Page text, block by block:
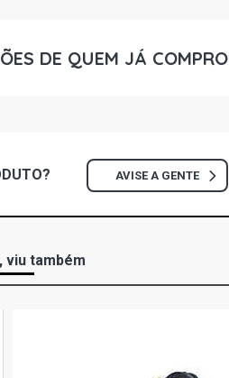
DE QUEM JÁ
AVISE A GENTE
viu também